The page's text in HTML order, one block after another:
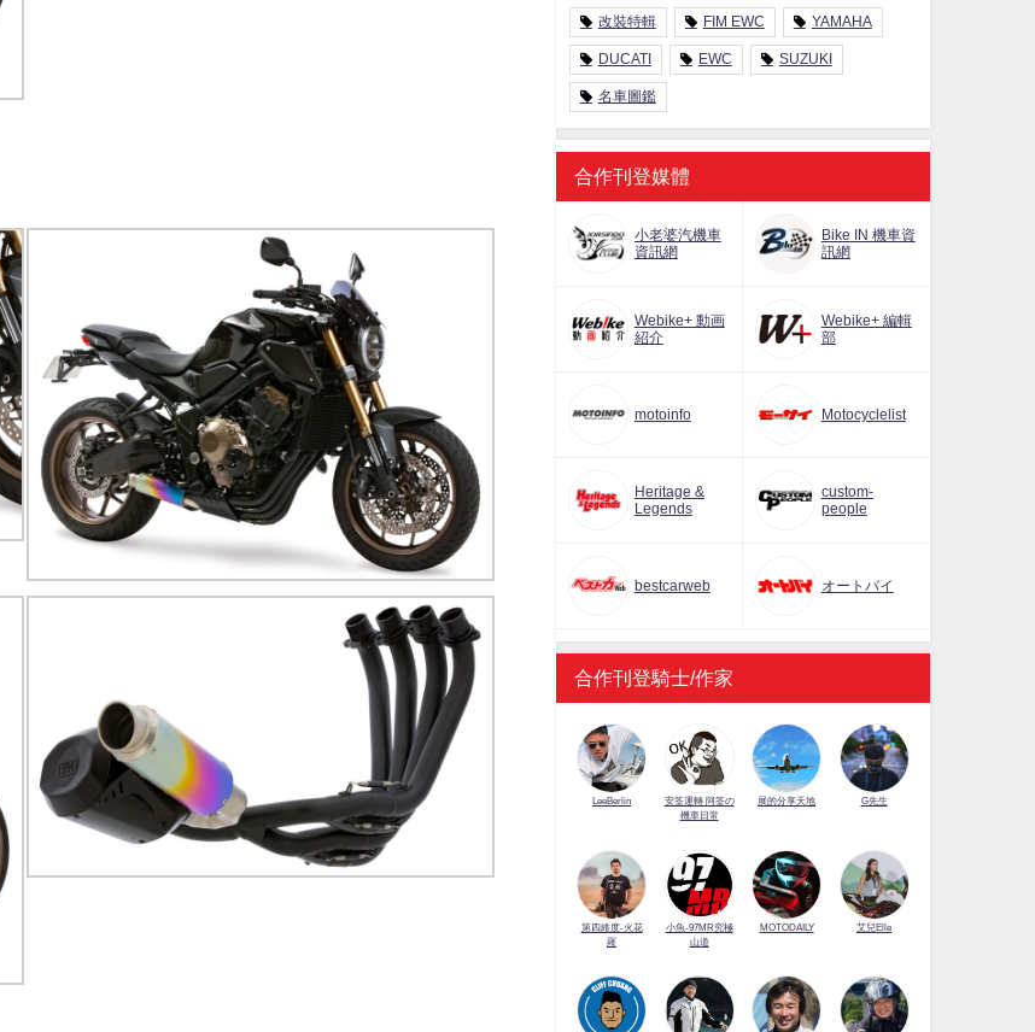
改裝特輯 FIM EWC YAMAHA
DUCATI EWC SUZUKI
名車圖鑑
合作刊登媒體
小老婆汽機車
資訊網
Bike IN 機車資
訊網
Webike+ 動画
紹介
Webike+ 編輯
部
motoinfo Motocyclelist
Heritage &
Legends
custom-
people
bestcarweb オートバイ
合作刊登騎士/作家
LeeBerlin
安筌運轉 阿筌の
機車日常
展的分享天地 G先生
第四維度-火花
羅
小魚-97MR究極
山道
MOTODAILY 艾兒Elle